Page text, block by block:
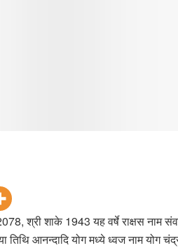
श्री शाके 1943 यह वर्षे राक्षस नाम
तिथि आनन्दादि योग मध्ये ध्वज नाम योग